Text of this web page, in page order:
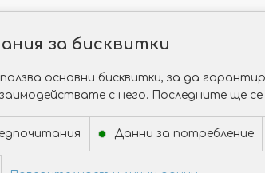
за бисквитки
основни бисквитки, за да
с него. Последните ще
Данни за потребление